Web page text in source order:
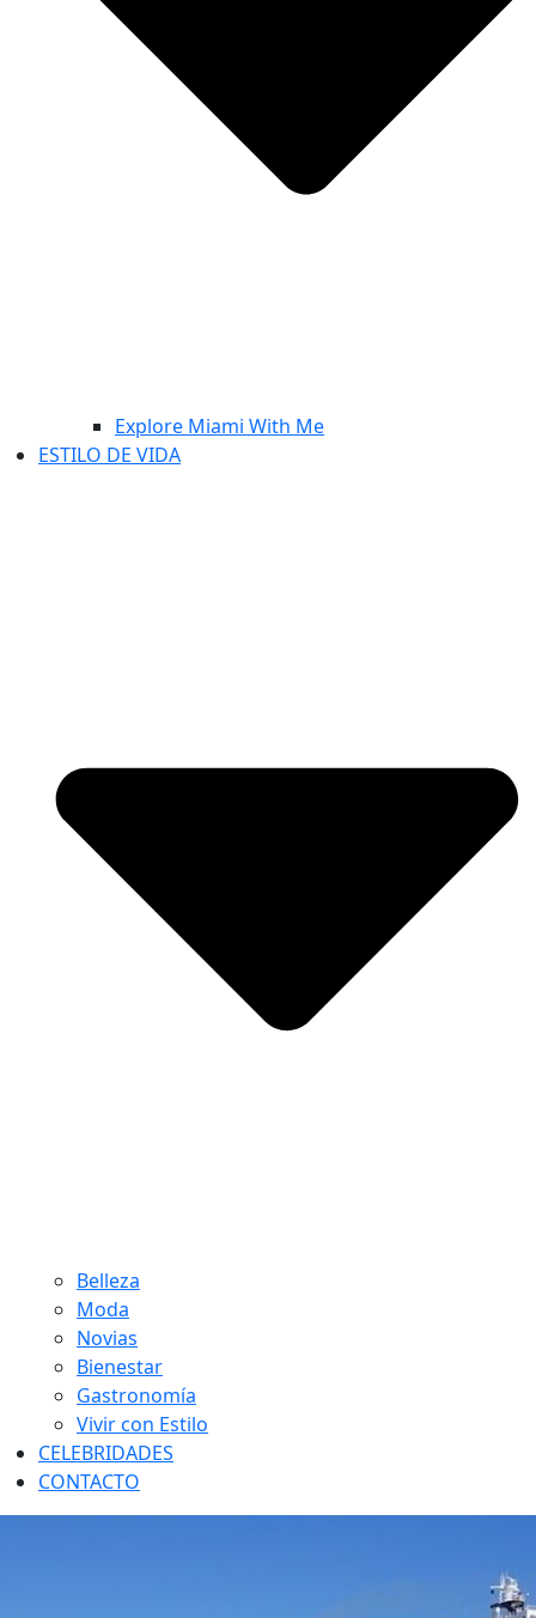
Explore Miami With Me
ESTILO DE VIDA
Belleza
Moda
Novias
Bienestar
Gastronomía
Vivir con Estilo
CELEBRIDADES
CONTACTO